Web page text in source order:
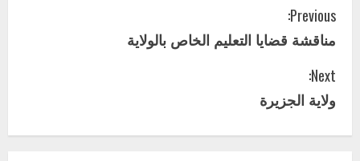
C
o
n
t
Previous:
مناقشة قضايا التعليم الخاص بالولاية
Next:
ولاية الجزيرة
5
الكبرى تنفذ الحملة التعزيزية لاصحاح